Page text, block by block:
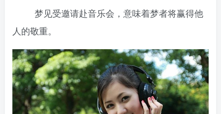
梦见受邀请赴音乐会，意味着梦者将赢得他
人的敬重。